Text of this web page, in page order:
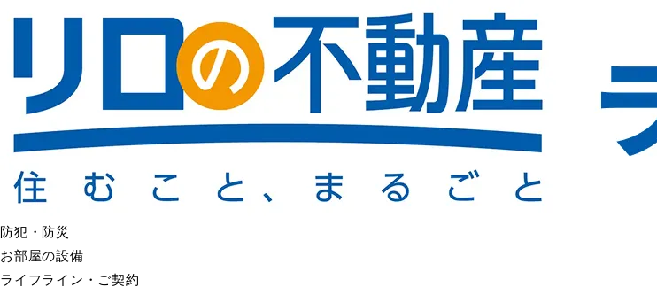
防犯・防災
お部屋の設備
ライフライン・ご契約
換気扇が動かなくなった
換気扇が動かない場合は、まずスイッチやブレーカーの状態をご確認ください。
改善しない場合は、本体故障や電気系統の不具合の可能性がありますので、管理会社へご連絡ください。
異音・焦げたにおい・発熱を伴う場合は、使用を中止して速やかにご連絡をお願いいたします。
＜＜ FAQの一覧へ戻る